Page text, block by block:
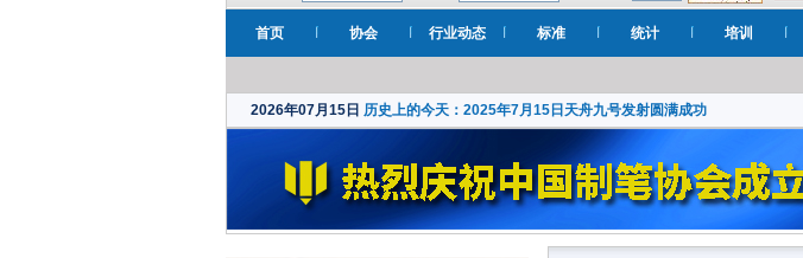
首页 协会 行业动态 标准 统计 培训
2026年07月15日 历史上的今天：2025年7月15日天舟九号发射圆满成功